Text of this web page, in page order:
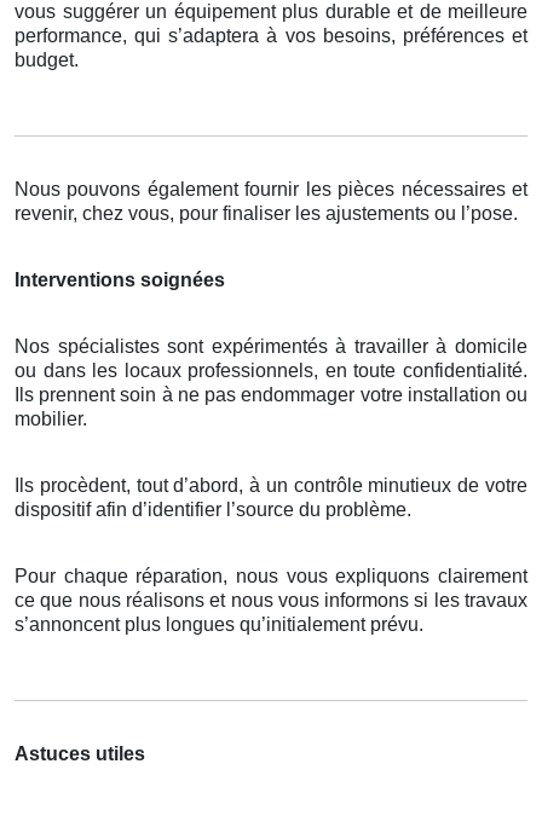
vous suggérer un équipement plus durable et de meilleure
performance, qui s’adaptera à vos besoins, préférences et
budget.
Nous pouvons également fournir les pièces nécessaires et
revenir, chez vous, pour finaliser les ajustements ou l’pose.
Interventions soignées
Nos spécialistes sont expérimentés à travailler à domicile
ou dans les locaux professionnels, en toute confidentialité.
Ils prennent soin à ne pas endommager votre installation ou
mobilier.
Ils procèdent, tout d’abord, à un contrôle minutieux de votre
dispositif afin d’identifier l’source du problème.
Pour chaque réparation, nous vous expliquons clairement
ce que nous réalisons et nous vous informons si les travaux
s’annoncent plus longues qu’initialement prévu.
Astuces utiles